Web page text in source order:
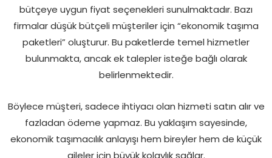
bütçeye uygun fiyat seçenekleri sunulmaktadır. Bazı
firmalar düşük bütçeli müşteriler için “ekonomik taşıma
paketleri” oluşturur. Bu paketlerde temel hizmetler
bulunmakta, ancak ek talepler isteğe bağlı olarak
belirlenmektedir.
Böylece müşteri, sadece ihtiyacı olan hizmeti satın alır ve
fazladan ödeme yapmaz. Bu yaklaşım sayesinde,
ekonomik taşımacılık anlayışı hem bireyler hem de küçük
aileler için büyük kolaylık sağlar.